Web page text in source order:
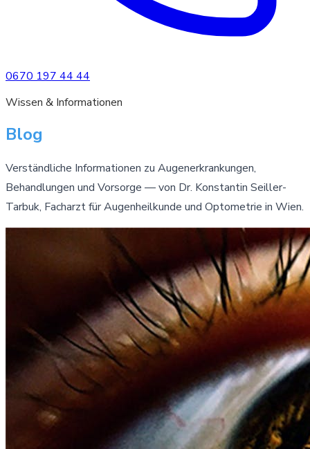
0670 197 44 44
Wissen & Informationen
Blog
Verständliche Informationen zu Augenerkrankungen,
Behandlungen und Vorsorge — von Dr. Konstantin Seiller-
Tarbuk, Facharzt für Augenheilkunde und Optometrie in Wien.